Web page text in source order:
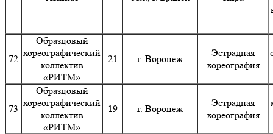
72
Образцовый
хореографический
коллектив
«РИТМ»
21 г. Воронеж
Эстрадная
хореография
73
Образцовый
хореографический
коллектив
«РИТМ»
19 г. Воронеж
Эстрадная
хореография